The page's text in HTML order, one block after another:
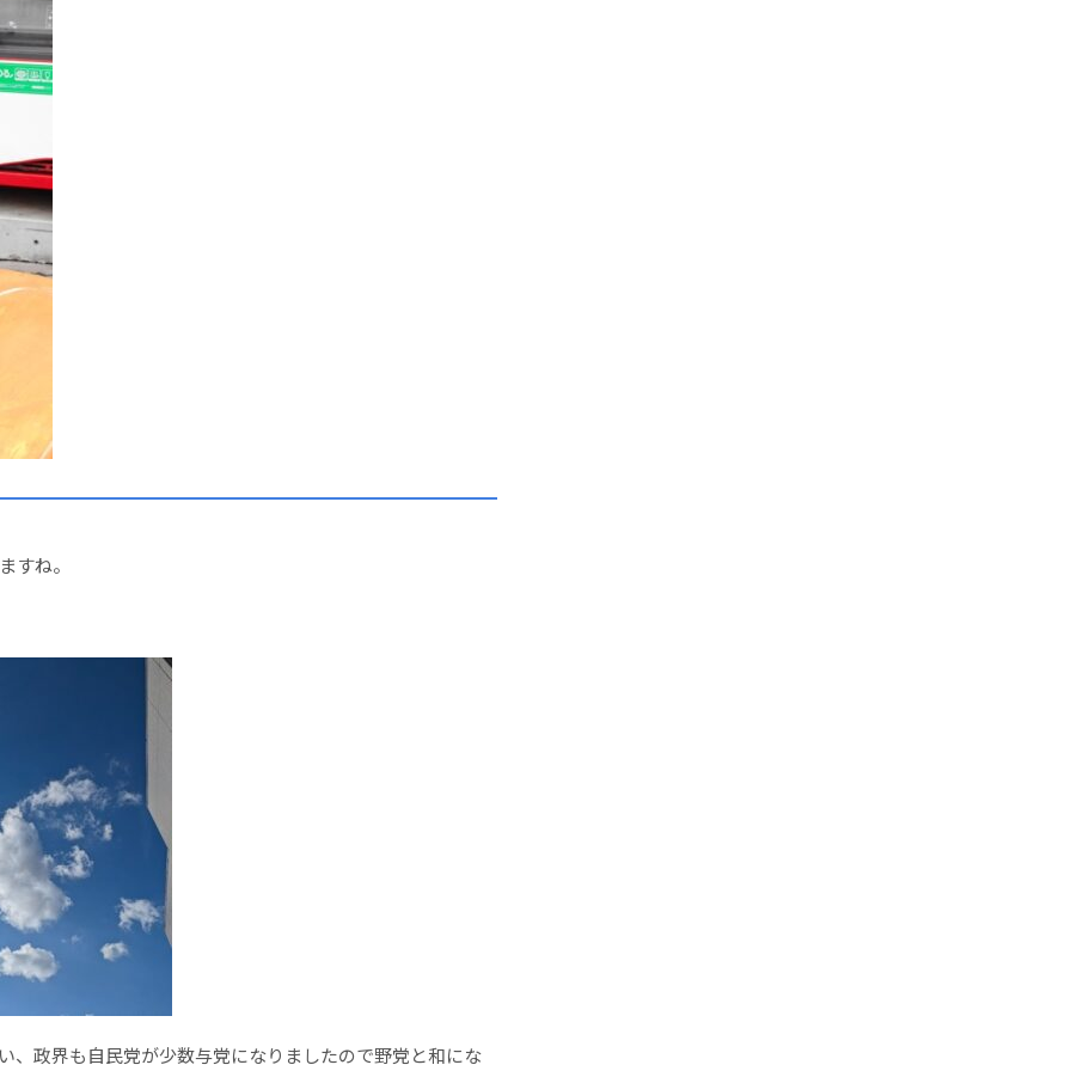
すね。
、政界も自民党が少数与党になりましたので野党と和にな